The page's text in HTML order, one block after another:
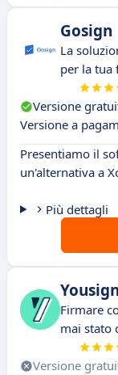
Gosign
La
per la tua
Versione
Versione a
Presentiamo il
un'alternativa a
Più dettagli
Yousign
Firmare
mai stato
Versione